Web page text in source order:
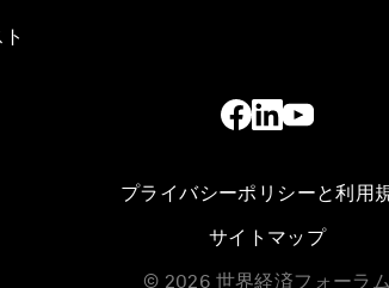
プライバシーポリシーと利用
サイトマップ
© 2026 世界経済フォーラム